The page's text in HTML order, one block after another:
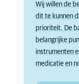
Wij willen de
dit te kunnen
prioriteit. De
belangrijke
instrumenten
medicatie en